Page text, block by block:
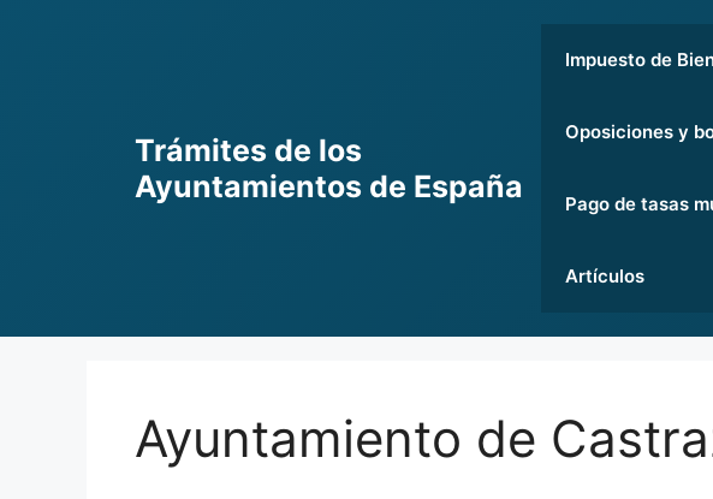
Trámites de los
Ayuntamientos de España
Impuesto de
Oposiciones y
Pago de tasas
Artículos
Ayuntamiento de